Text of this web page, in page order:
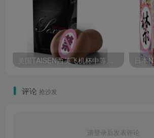
美国TAISEN西芙飞机杯中等刺激单通道倒模产品百科及测评报告
评论 抢沙发
请登录后发表评论